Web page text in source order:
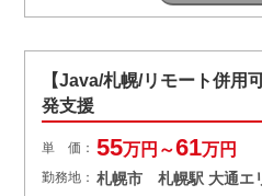
【Java/札幌/リモート併用
発支援
単 価： 55万円～61万円
勤務地： 札幌市 札幌駅 大通エ